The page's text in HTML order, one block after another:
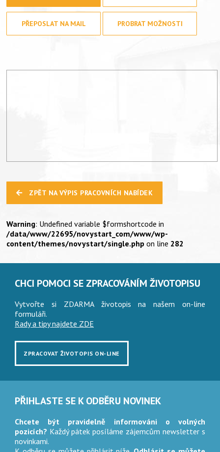
PŘEPOSLAT NA MAIL PROBRAT MOŽNOSTI
ZPĚT NA VÝPIS PRACOVNÍCH NABÍDEK
Warning: Undefined variable $formshortcode in
/data/www/22695/novystart_com/www/wp-
content/themes/novystart/single.php on line 282
CHCI POMOCI SE ZPRACOVÁNÍM ŽIVOTOPISU
Vytvořte si ZDARMA životopis na našem on-line
formuláři.
Rady a tipy najdete ZDE
ZPRACOVAT ŽIVOTOPIS ON-LINE
PŘIHLASTE SE K ODBĚRU NOVINEK
Chcete být pravidelně informováni o volných
pozicích? Každý pátek posíláme zájemcům newsletter s
novinkami.